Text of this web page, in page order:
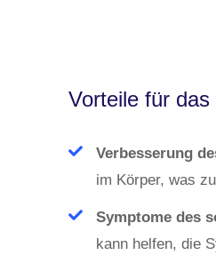
Vorteile für
Verbesserung
im Körper, was
Symptome des
kann helfen, die